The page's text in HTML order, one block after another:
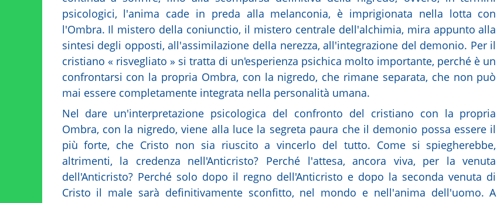
psicologici, l'anima cade in preda alla melanconia, è imprigionata nella lotta con
l'Ombra. Il mistero della coniunctio, il mistero centrale dell'alchimia, mira appunto alla
sintesi degli opposti, all'assimilazione della nerezza, all'integrazione del demonio. Per il
cristiano « risvegliato » si tratta di un'esperienza psichica molto importante, perché è un
confrontarsi con la propria Ombra, con la nigredo, che rimane separata, che non può
mai essere completamente integrata nella personalità umana.
Nel dare un'interpretazione psicologica del confronto del cristiano con la propria
Ombra, con la nigredo, viene alla luce la segreta paura che il demonio possa essere il
più forte, che Cristo non sia riuscito a vincerlo del tutto. Come si spiegherebbe,
altrimenti, la credenza nell'Anticristo? Perché l'attesa, ancora viva, per la venuta
dell'Anticristo? Perché solo dopo il regno dell'Anticristo e dopo la seconda venuta di
Cristo il male sarà definitivamente sconfitto, nel mondo e nell'anima dell'uomo. A